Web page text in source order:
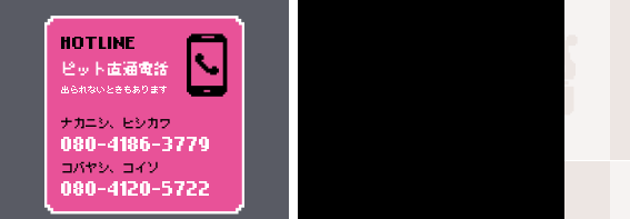
HOTLINE
ピット直通電話
出られないときもあります
ナカニシ、ヒシカワ
080-4186-3779
コバヤシ、コイソ
080-4120-5722